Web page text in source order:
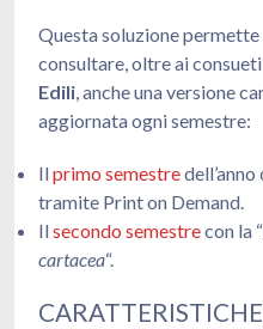
Questa soluzione
consultare,oltre ai consueti
Edili, anche una versione
aggiornata ogni semestre:
Ilprimo semestredell’anno
tramite Print on Demand.
Ilsecondo semestrecon la “
cartacea“.